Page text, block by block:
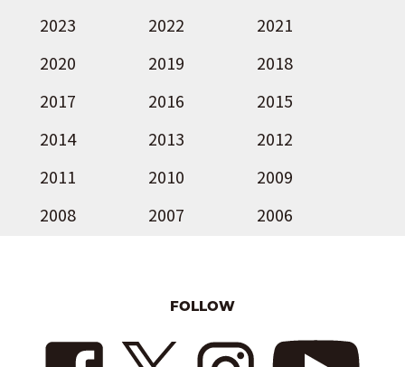
2023
2022
2021
2020
2019
2018
2017
2016
2015
2014
2013
2012
2011
2010
2009
2008
2007 2006
FOLLOW